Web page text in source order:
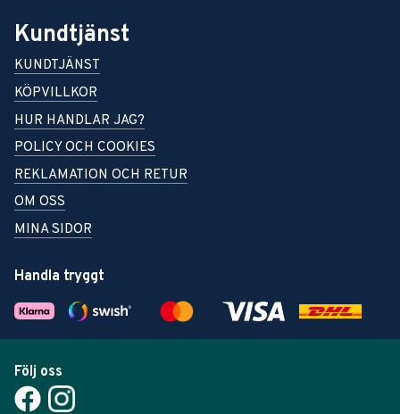
Kundtjänst
KUNDTJÄNST
KÖPVILLKOR
HUR HANDLAR JAG?
POLICY OCH COOKIES
REKLAMATION OCH RETUR
OM OSS
MINA SIDOR
Handla tryggt
Följ oss